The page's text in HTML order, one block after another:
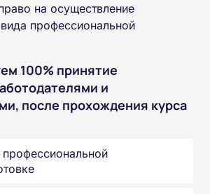
на осуществление
профессиональной
100% принятие
и
после прохождения курса